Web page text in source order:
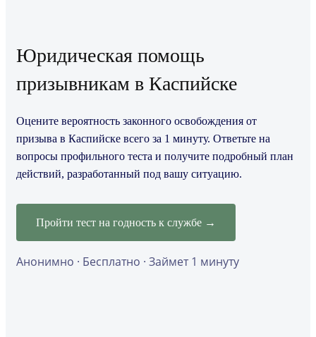
Юридическая помощь
призывникам в Каспийске
Оцените вероятность законного освобождения от
призыва в Каспийске всего за 1 минуту. Ответьте на
вопросы профильного теста и получите подробный план
действий, разработанный под вашу ситуацию.
Пройти тест на годность к службе →
Анонимно · Бесплатно · Займет 1 минуту